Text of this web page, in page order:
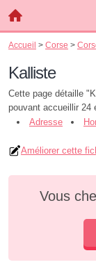
Accueil > Corse >
Kalliste
Cette page détaille
pouvant accueillir 24
Adresse
Améliorer cette
Vous